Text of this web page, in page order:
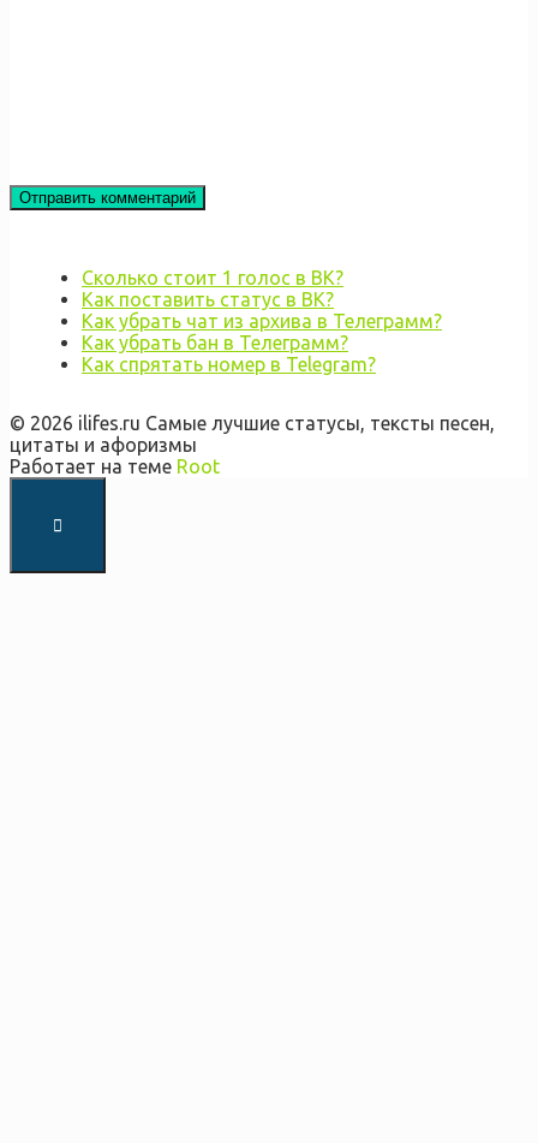
Сколько стоит 1 голос в ВК?
Как поставить статус в ВК?
Как убрать чат из архива в Телеграмм?
Как убрать бан в Телеграмм?
Как спрятать номер в Telegram?
© 2026 ilifes.ru Самые лучшие статусы, тексты песен,
цитаты и афоризмы
Работает на теме Root